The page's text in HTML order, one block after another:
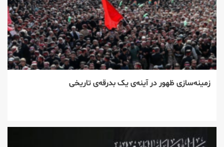
زمینه‌سازی ظهور در آینه‌ی یک بدرقه‌ی تاریخی